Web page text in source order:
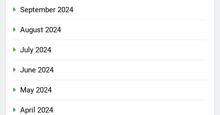
September 2024
August 2024
July 2024
June 2024
May 2024
April 2024